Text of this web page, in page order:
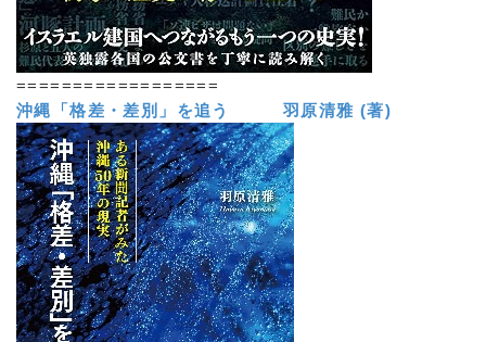
==================
沖縄「格差・差別」を追う 羽原清雅 (著)